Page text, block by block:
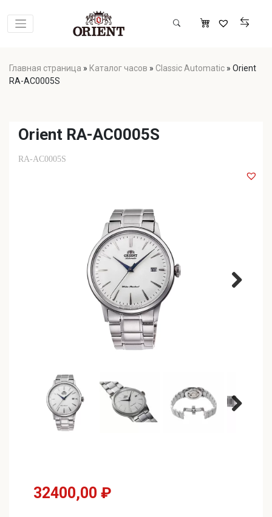
Главная страница » Каталог часов » Classic Automatic » Orient
RA-AC0005S
Orient RA-AC0005S
RA-AC0005S
32400,00 ₽